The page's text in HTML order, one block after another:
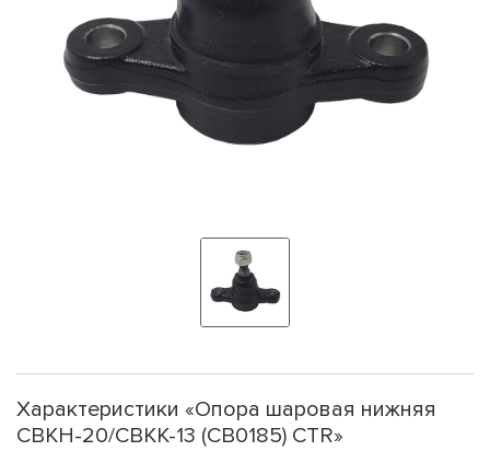
Характеристики «Опора шаровая нижняя
CBKH-20/CBKK-13 (CB0185) CTR»